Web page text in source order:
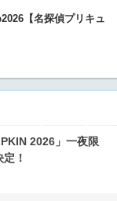
【名探偵プリキュ
2026」一夜限
！